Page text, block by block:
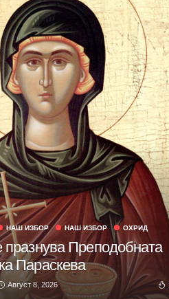
НАШ ИЗБОР НАШ ИЗБОР ОХРИД
празнува Преподобната
Параскева
Август 8, 2026